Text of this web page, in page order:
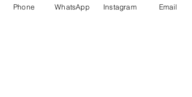
Phone WhatsApp Instagram Email